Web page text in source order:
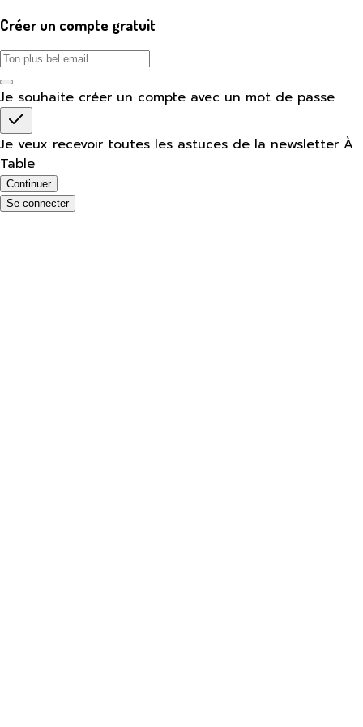
Créer un compte gratuit
Je souhaite créer un compte avec un mot de passe
Je veux recevoir toutes les astuces de la newsletter À
Table
Continuer
Se connecter